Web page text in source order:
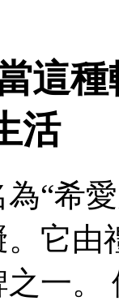
這
活
“希
它
一。